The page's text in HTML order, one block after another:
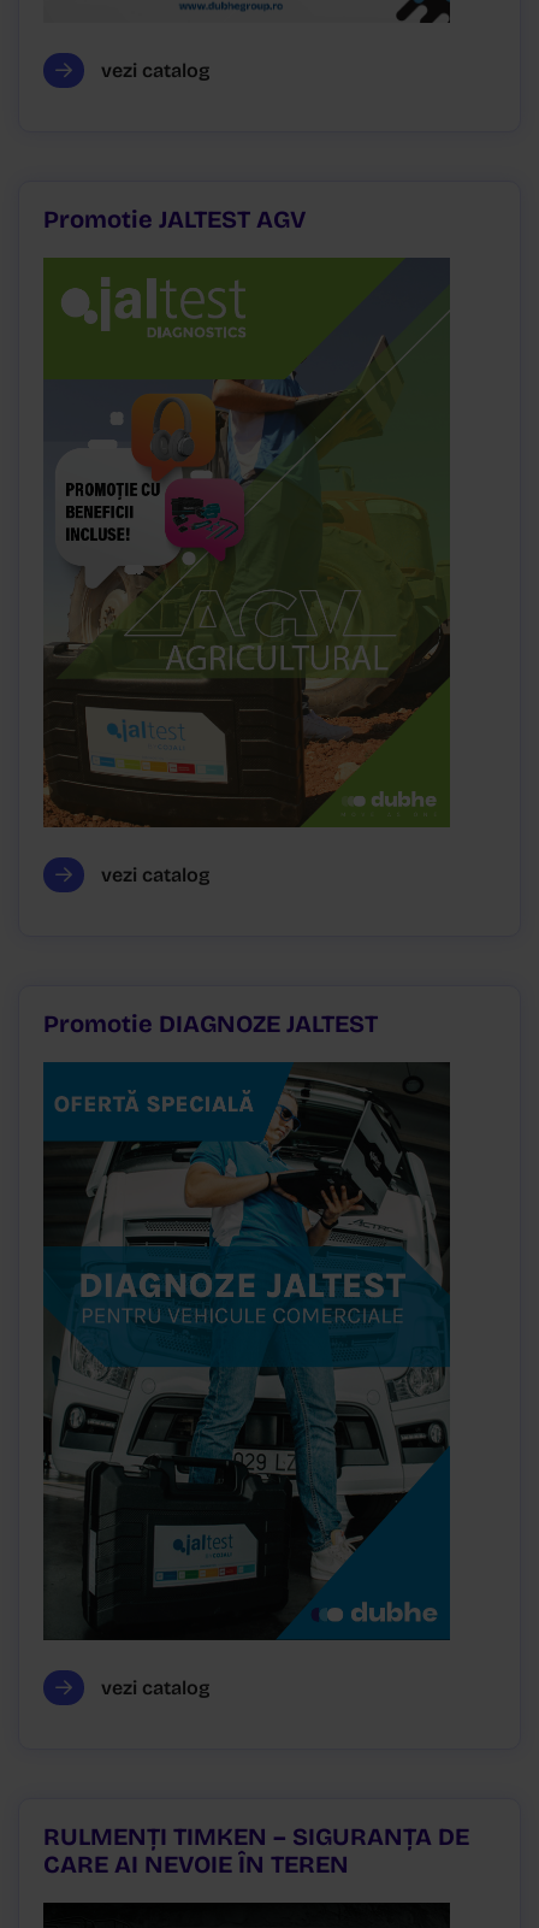
vezi catalog
Promotie JALTEST AGV
vezi catalog
Promotie DIAGNOZE JALTEST
vezi catalog
RULMENȚI TIMKEN – SIGURANȚA DE
CARE AI NEVOIE ÎN TEREN